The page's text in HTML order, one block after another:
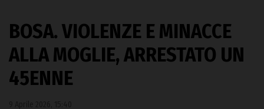
BOSA. VIOLENZE E MINACCE
ALLA MOGLIE, ARRESTATO UN
45ENNE